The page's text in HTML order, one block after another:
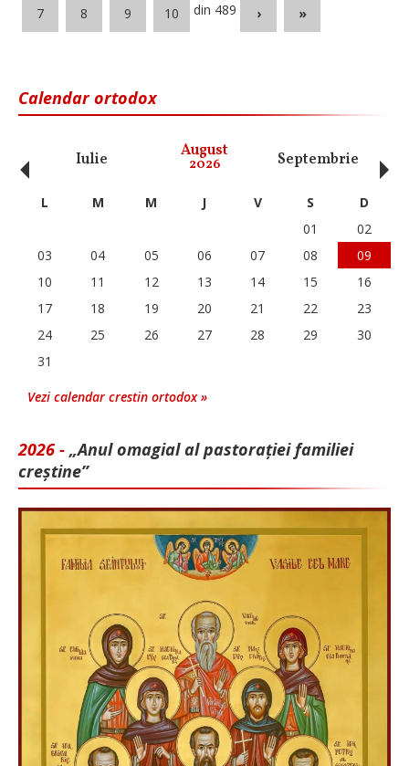
7 8 9 10 din 489 › »
Calendar ortodox
Iulie August
2026 Septembrie
‹ L M M J V S
D
01
02
03
04 05 06 07 08
09
10
11 12 13 14 15
16
17
18 19 20 21 22
23
24
25 26 27 28 29
30
31
Vezi calendar crestin ortodox »
2026 - „Anul omagial al pastorației familiei
creștine”